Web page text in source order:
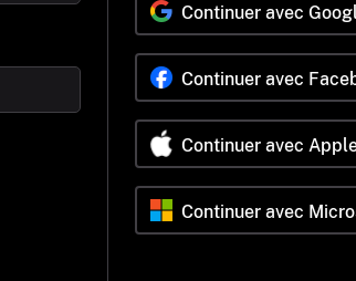
Continuer avec
Continuer avec
Continuer avec
Continuer avec